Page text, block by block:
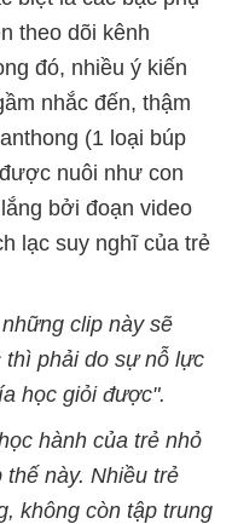
theo dõi kênh
đó, nhiều ý kiến
nhắc đến, thậm
(1 loại búp
nuôi như con
bởi đoạn video
lạc suy nghĩ của trẻ
clip này sẽ
phải do sự nỗ lực
học giỏi được".
hành của trẻ nhỏ
này. Nhiều trẻ
không còn tập trung